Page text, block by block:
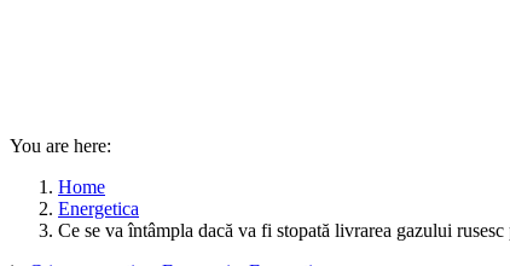
You are here:
Home
Energetica
Ce se va întâmpla dacă va fi stopată livrarea gazului